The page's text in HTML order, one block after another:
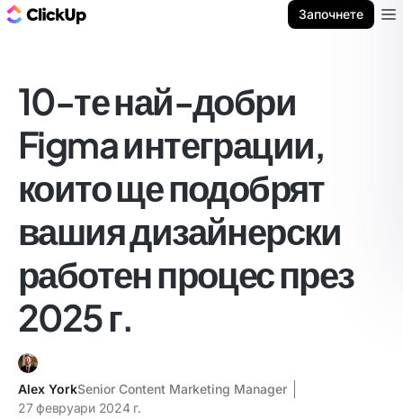
Започнете
10-те най-добри
Figma интеграции,
които ще подобрят
вашия дизайнерски
работен процес през
2025 г.
Alex YorkSenior Content Marketing Manager
27 февруари 2024 г.